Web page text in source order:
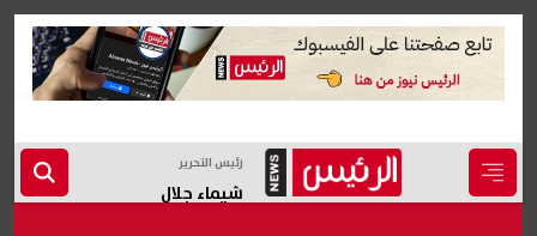
رئيس التحرير
شيماء جلال